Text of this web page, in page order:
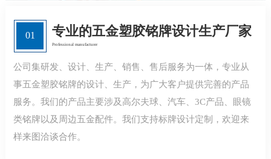
专业的五金塑胶铭牌设计生产厂家
Professional manufacturer
01
公司集研发、设计、生产、销售、售后服务为一体，专业从
事五金塑胶铭牌的设计、生产，为广大客户提供完善的产品
服务。我们的产品主要涉及高尔夫球、汽车、3C产品、眼镜
类铭牌以及周边五金配件。我们支持标牌设计定制，欢迎来
样来图洽谈合作。